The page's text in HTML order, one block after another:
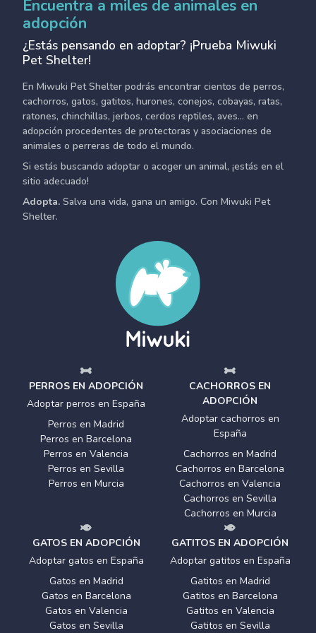
Encuentra a miles de animales en
adopción
¿Estás pensando en adoptar? ¡Prueba Miwuki
Pet Shelter!
En Miwuki Pet Shelter podrás encontrar cientos de perros,
cachorros, gatos, gatitos, hurones, conejos, cobayas, ratas,
ratones, chinchillas, jerbos, cerdos reptiles, aves... en
adopción procedentes de protectoras y asociaciones de
animales o perreras de todo el mundo.
Si estás buscando adoptar o acoger un animal, ¡estás en el
sitio adecuado!
Adopta. Salva una vida, gana un amigo. Con Miwuki Pet
Shelter.
PERROS EN ADOPCIÓN
Adoptar perros en España
Perros en Madrid
Perros en Barcelona
Perros en Valencia
Perros en Sevilla
Perros en Murcia
CACHORROS EN
ADOPCIÓN
Adoptar cachorros en
España
Cachorros en Madrid
Cachorros en Barcelona
Cachorros en Valencia
Cachorros en Sevilla
Cachorros en Murcia
GATOS EN ADOPCIÓN
Adoptar gatos en España
Gatos en Madrid
Gatos en Barcelona
Gatos en Valencia
Gatos en Sevilla
GATITOS EN ADOPCIÓN
Adoptar gatitos en España
Gatitos en Madrid
Gatitos en Barcelona
Gatitos en Valencia
Gatitos en Sevilla